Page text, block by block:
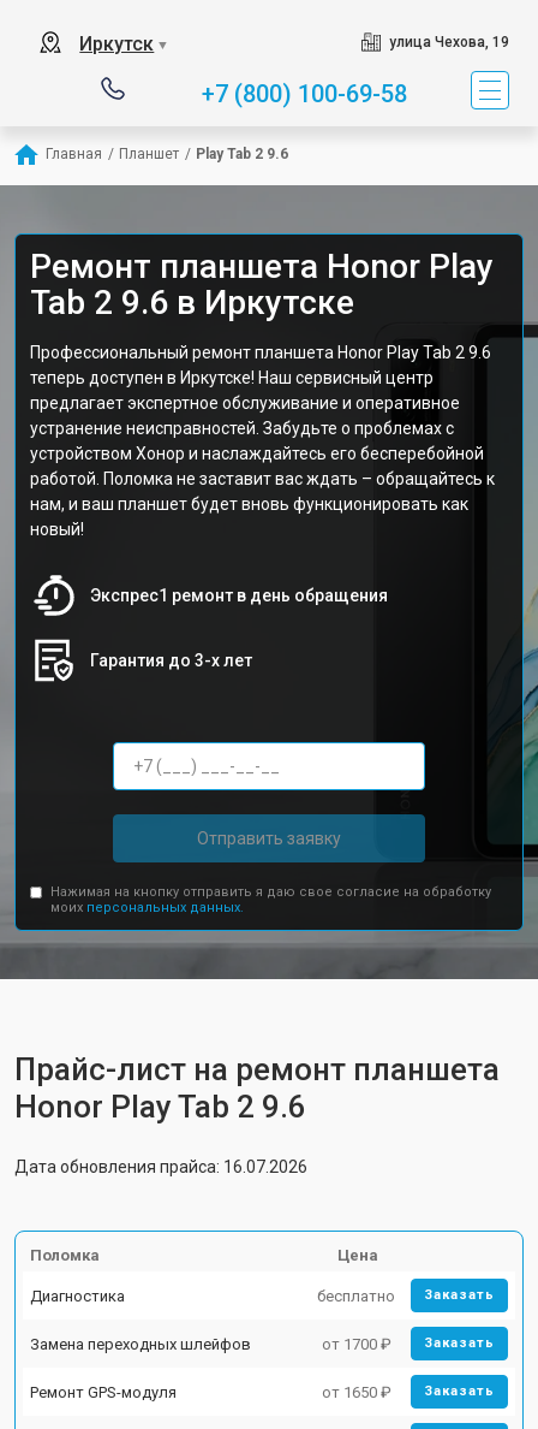
Иркутск ▼ улица Чехова, 19
+7 (800) 100-69-58
Главная / Планшет / Play Tab 2 9.6
Ремонт планшета Honor Play
Tab 2 9.6 в Иркутске
Профессиональный ремонт планшета Honor Play Tab 2 9.6
теперь доступен в Иркутске! Наш сервисный центр
предлагает экспертное обслуживание и оперативное
устранение неисправностей. Забудьте о проблемах с
устройством Хонор и наслаждайтесь его бесперебойной
работой. Поломка не заставит вас ждать – обращайтесь к
нам, и ваш планшет будет вновь функционировать как
новый!
Экспрес1 ремонт в день обращения
Гарантия до 3-х лет
Отправить заявку
Нажимая на кнопку отправить я даю свое согласие на обработку
моих персональных данных.
Прайс-лист на ремонт планшета
Honor Play Tab 2 9.6
Дата обновления прайса: 16.07.2026
Поломка Цена
Диагностика бесплатно Заказать
Замена переходных шлейфов от 1700 ₽ Заказать
Ремонт GPS-модуля от 1650 ₽ Заказать